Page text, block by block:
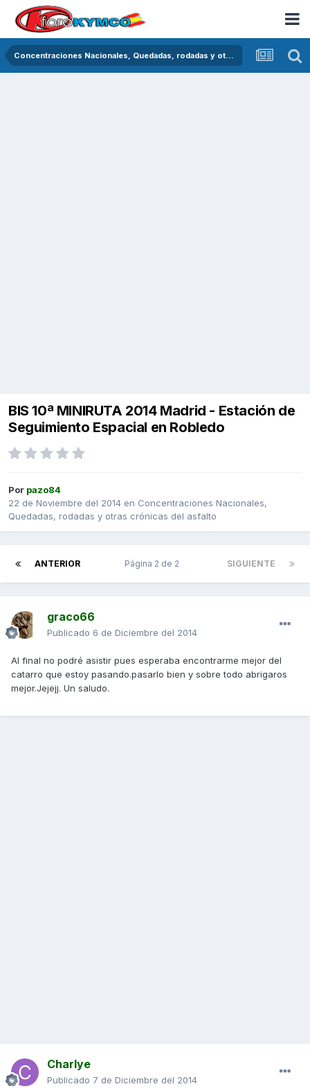
Concentraciones Nacionales, Quedadas, rodadas y otras crónicas del asfalto
BIS 10ª MINIRUTA 2014 Madrid - Estación de
Seguimiento Espacial en Robledo
Por pazo84
22 de Noviembre del 2014 en Concentraciones Nacionales,
Quedadas, rodadas y otras crónicas del asfalto
ANTERIOR SIGUIENTE
Página 2 de 2
graco66
Publicado 6 de Diciembre del 2014
Al final no podré asistir pues esperaba encontrarme mejor del
catarro que estoy pasando.pasarlo bien y sobre todo abrigaros
mejor.Jejejj. Un saludo.
Charlye
Publicado 7 de Diciembre del 2014